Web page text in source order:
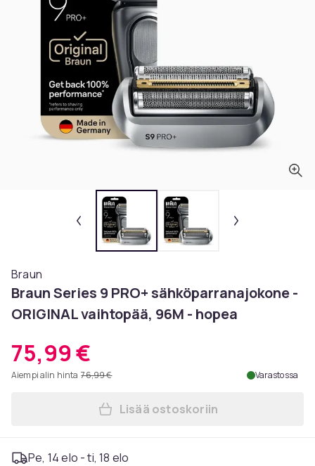
Braun
Braun Series 9 PRO+ sähköparranajokone -
ORIGINAL vaihtopää, 96M - hopea
75,99 €
Aiempi alin hinta 76,99 € Varastossa
Lisää Braun Series 9
Lisää ostoskoriin
Pe, 14 elo - ti, 18 elo